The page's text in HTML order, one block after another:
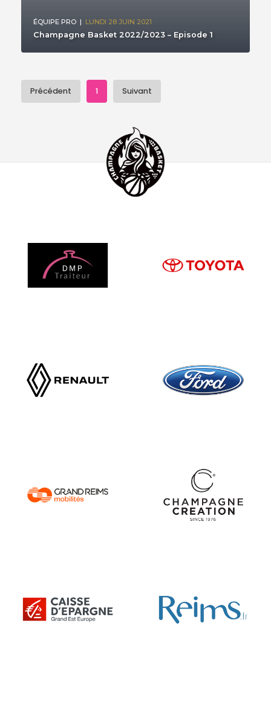
ÉQUIPE PRO | LUNDI 28 JUIN 2021
Champagne Basket 2022/2023 – Episode 1
Précédent 1 Suivant